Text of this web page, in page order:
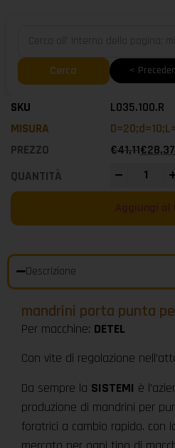
Cerca <
L035.100.R
€41,11€28,37
Aggiungi al
Descrizione
mandrini porta punta
Per macchine: DETEL
Con vite di regolazione
Da sempre la SISTEMI è
produzione di mandrini per
foratrici a cambio rapido. con